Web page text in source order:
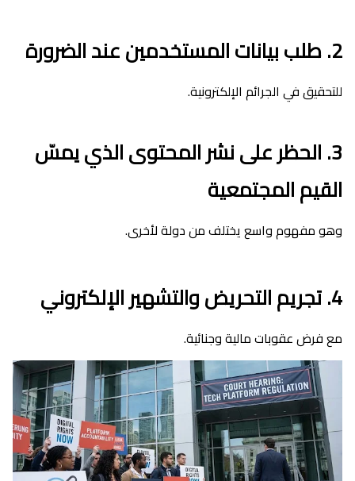
2. طلب بيانات المستخدمين عند الضرورة
للتحقيق في الجرائم الإلكترونية.
3. الحظر على نشر المحتوى الذي يمسّ
القيم المجتمعية
وهو مفهوم واسع يختلف من دولة لأخرى.
4. تجريم التحريض والتشهير الإلكتروني
مع فرض عقوبات مالية وجنائية.